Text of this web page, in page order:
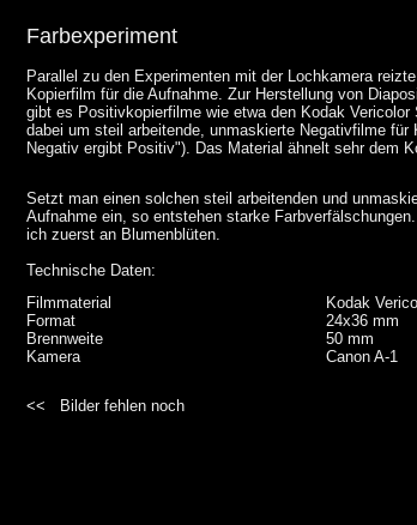
Farbexperiment
Parallel zu den Experimenten mit der Lochkamera
Kopierfilm für die Aufnahme. Zur Herstellung von
gibt es Positivkopierfilme wie etwa den Kodak
dabei um steil arbeitende, unmaskierte Negativfilme für
Negativ ergibt Positiv"). Das Material ähnelt sehr dem
Setzt man einen solchen steil arbeitenden und
Aufnahme ein, so entstehen starke
ich zuerst an Blumenblüten.
Technische Daten:
Filmmaterial
Kodak
Format
24x36 mm
Brennweite
50 mm
Kamera
Canon A-1
<< Bilder fehlen noch